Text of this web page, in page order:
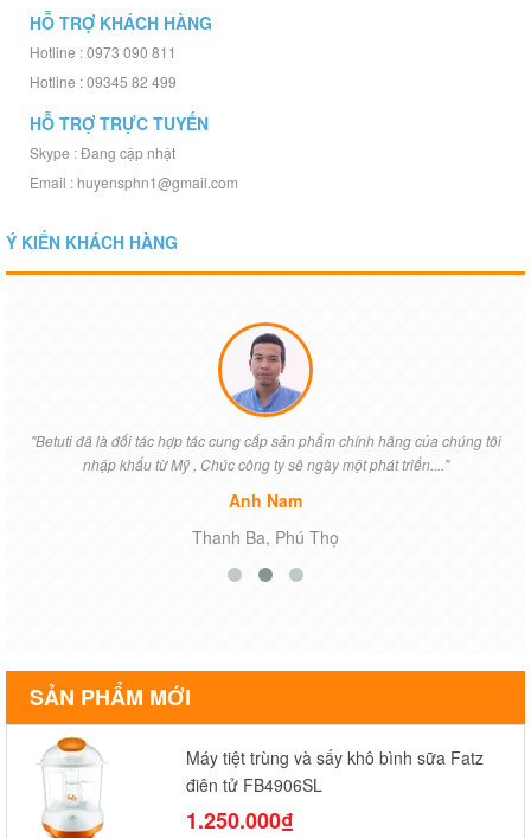
HỖ TRỢ KHÁCH HÀNG
Hotline : 0973 090 811
Hotline : 09345 82 499
HỖ TRỢ TRỰC TUYẾN
Skype : Đang cập nhật
Email : huyensphn1@gmail.com
Ý KIẾN KHÁCH HÀNG
"Betuti đã là đối tác hợp tác cung cấp sản phẩm chính hãng của chúng tôi
nhập khẩu từ Mỹ , Chúc công ty sẽ ngày một phát triển...."
Anh Nam
Thanh Ba, Phú Thọ
SẢN PHẨM MỚI
Máy tiệt trùng và sấy khô bình sữa Fatz
điện tử FB4906SL
1.250.000₫